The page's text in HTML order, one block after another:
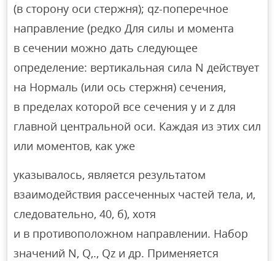
(в сторону оси стержня); qz-поперечное
направление (редко Для силы и момента
в сечении можно дать следующее
определение: вертикальная сила N действует
на Нормаль (или ось стержня) сечения,
в пределах которой все сечения y и z для
главной центральной оси. Каждая из этих сил
или моментов, как уже
указывалось, является результатом
взаимодействия рассеченных частей тела, и,
следовательно, 40, б), хотя
и в противоположном направлении. Набор
значений N, Q,., Qz и др. Применяется